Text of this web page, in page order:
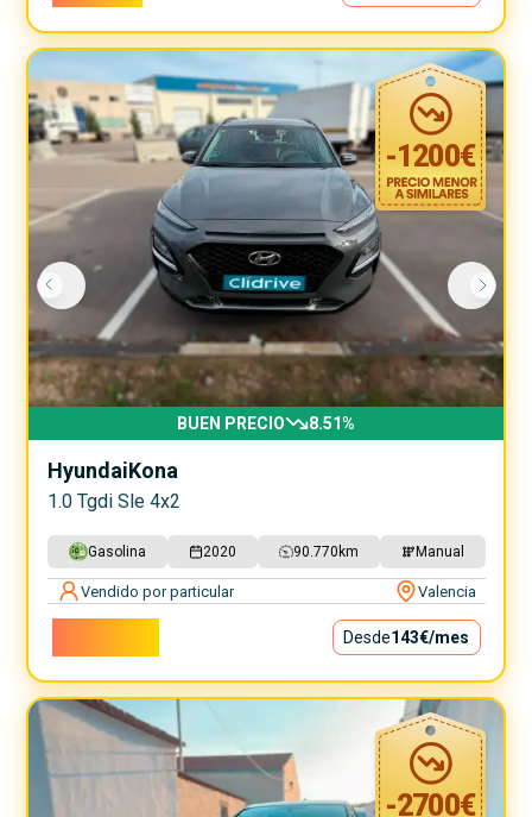
-1200€
BUEN PRECIO 8.51%
HyundaiKona
1.0 Tgdi Sle 4x2
Gasolina 2020 90.770 km Manual
Vendido por particular Valencia
Desde143€/mes
-2700€